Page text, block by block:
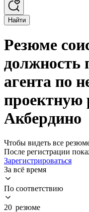
Найти
Резюме
должность
агента по
проектную
Акбердино
Чтобы видеть все
После регистрации
Зарегистрироваться
За всё время
По соответствию
20 резюме